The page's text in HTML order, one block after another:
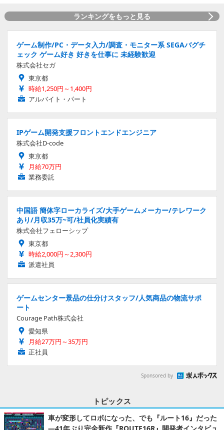
ランキングをもっと見る
ゲーム制作/PC・データ入力/調査・モニター系 SEGAバグチ
ェック ゲーム好き 好きを仕事に 未経験歓迎
株式会社セガ
東京都
時給1,250円～1,400円
アルバイト・パート
IPゲーム開発支援フロントエンドエンジニア
株式会社D-code
東京都
月給70万円
業務委託
中国語 簡体字ローカライズ/大手ゲームメーカー/テレワーク
あり/月収35万~可/社員化実績有
株式会社フェローシップ
東京都
時給2,000円～2,300円
派遣社員
ゲームセンター景品の仕分けスタッフ/人気商品の物流サポ
ート
Courage Path株式会社
愛知県
月給27万円～35万円
正社員
Sponsored by
トピックス
車が変形してロボになった、でも『ルート16』だった
―41年ぶり完全新作『ROUTE16R』開発者インタビュ